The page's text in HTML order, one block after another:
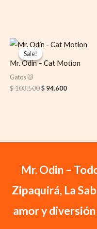
Sale!
Sale!
Mr. Odin – Cat Motion
Gatos 🐱
$103.500
Original
price
was:
$ 103.500.
$ 94.600
Current
price
$ 94.600.
Mr. Odin –
Zipaquirá, La
amor y diversión